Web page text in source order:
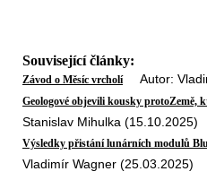
Související články:
Závod o Měsíc vrcholíAutor:
Geologové objevili kousky protoZemě,
Stanislav Mihulka (15.10.2025)
Výsledky přistání lunárních modulů
Vladimír Wagner (25.03.2025)